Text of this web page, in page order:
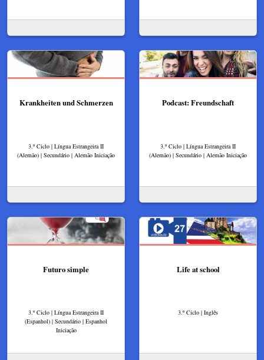
Krankheiten und Schmerzen
3.º Ciclo | Língua Estrangeira II
(Alemão) | Secundário | Alemão Iniciação
Podcast: Freundschaft
3.º Ciclo | Língua Estrangeira II
(Alemão) | Secundário | Alemão Iniciação
Futuro simple
3.º Ciclo | Língua Estrangeira II
(Espanhol) | Secundário | Espanhol
Iniciação
Life at school
3.º Ciclo | Inglês